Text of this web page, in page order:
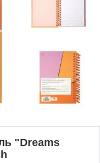
"Dreams